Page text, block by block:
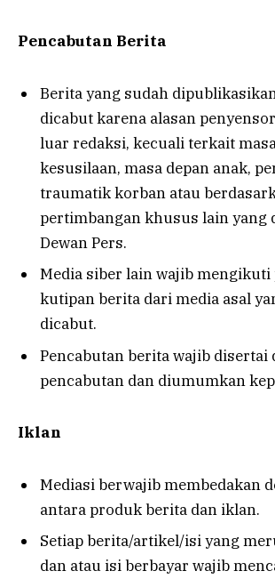
Pencabutan Berita
Berita yang sudah
dicabut karena alasan
luar redaksi, kecuali terkait
kesusilaan, masa depan anak,
traumatik korban atau
pertimbangan khusus lain yang
Dewan Pers.
Media siber lain wajib mengikuti
kutipan berita dari media asal
dicabut.
Pencabutan berita wajib disertai
pencabutan dan diumumkan
Iklan
Mediasi berwajib membedakan
antara produk berita dan iklan.
Setiap berita/artikel/isi yang
dan atau isi berbayar wajib